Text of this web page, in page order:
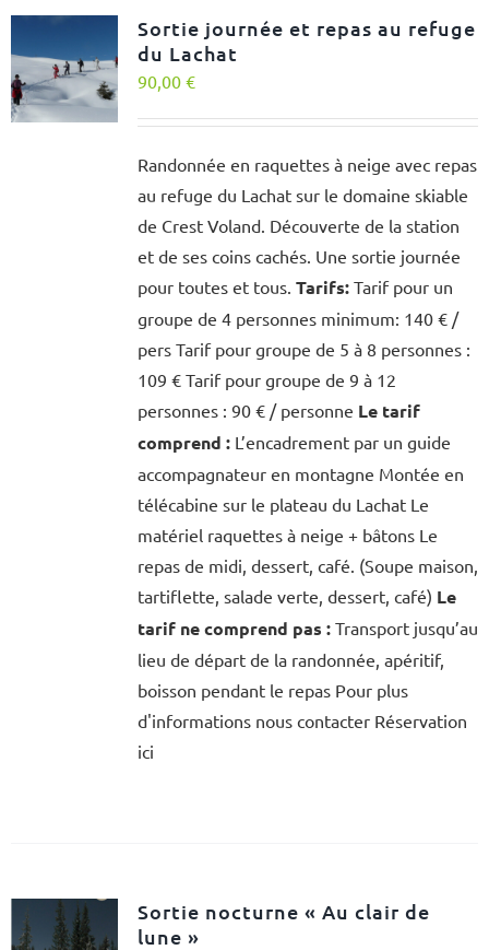
Sortie journée et repas au refuge
du Lachat
90,00 €
Randonnée en raquettes à neige avec repas
au refuge du Lachat sur le domaine skiable
de Crest Voland. Découverte de la station
et de ses coins cachés. Une sortie journée
pour toutes et tous. Tarifs:Tarif pour un
groupe de 4 personnes minimum: 140 € /
pers Tarif pour groupe de 5 à 8 personnes :
109 € Tarif pour groupe de 9 à 12
personnes : 90 € / personne Le tarif
comprend :L’encadrement par un guide
accompagnateur en montagne Montée en
télécabine sur le plateau du Lachat Le
matériel raquettes à neige + bâtons Le
repas de midi, dessert, café. (Soupe maison,
tartiflette, salade verte, dessert, café) Le
tarif ne comprend pas :Transport jusqu’au
lieu de départ de la randonnée, apéritif,
boisson pendant le repas Pour plus
d'informations nous contacter Réservation
ici
Sortie nocturne « Au clair de
lune »